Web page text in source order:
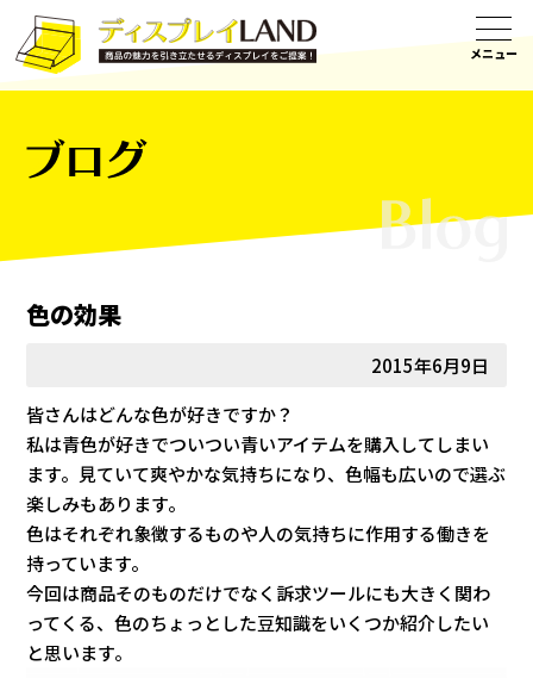
ブログ
色の効果
2015年6月9日
皆さんはどんな色が好きですか？
私は青色が好きでついつい青いアイテムを購入してしまい
ます。見ていて爽やかな気持ちになり、色幅も広いので選ぶ
楽しみもあります。
色はそれぞれ象徴するものや人の気持ちに作用する働きを
持っています。
今回は商品そのものだけでなく訴求ツールにも大きく関わ
ってくる、色のちょっとした豆知識をいくつか紹介したい
と思います。